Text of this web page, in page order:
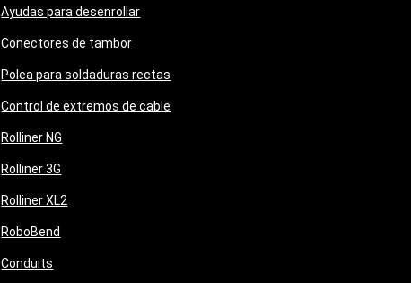
Ayudas para desenrollar
Conectores de tambor
Polea para soldaduras rectas
Control de extremos de cable
Rolliner NG
Rolliner 3G
Rolliner XL2
RoboBend
Conduits